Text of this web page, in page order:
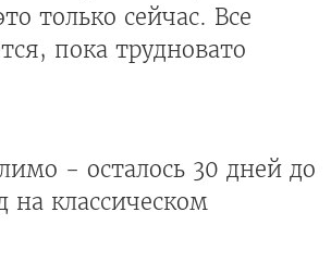
только сейчас. Все
пока трудновато
- осталось 30 дней до
на классическом